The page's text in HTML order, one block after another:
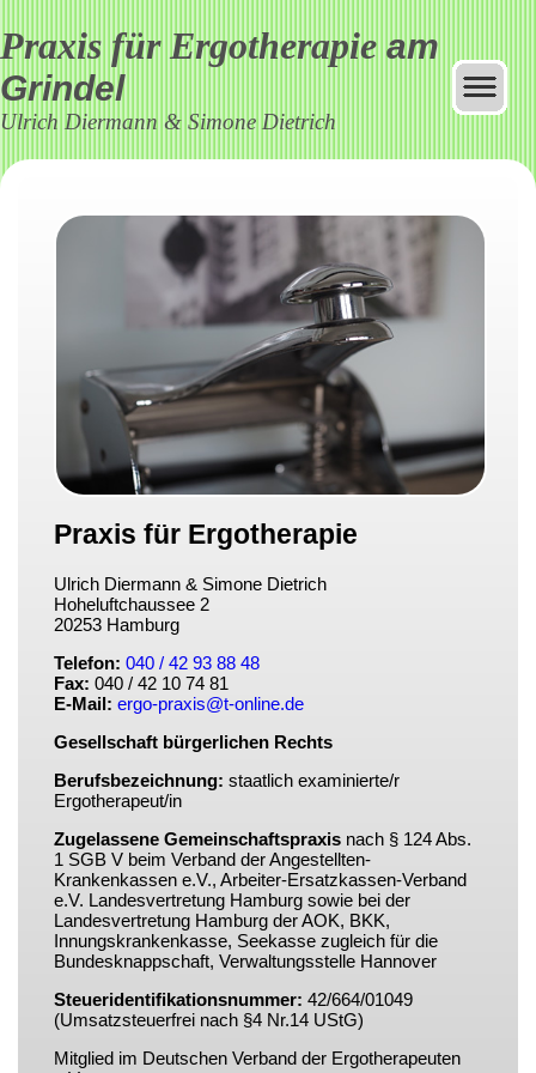
Praxis für Ergotherapie am
Grindel
Ulrich Diermann & Simone Dietrich
Praxis für Ergotherapie
Ulrich Diermann & Simone Dietrich
Hoheluftchaussee 2
20253 Hamburg
Telefon: 040 / 42 93 88 48
Fax: 040 / 42 10 74 81
E-Mail: ergo-praxis@t-online.de
Gesellschaft bürgerlichen Rechts
Berufsbezeichnung: staatlich examinierte/r
Ergotherapeut/in
Zugelassene Gemeinschaftspraxis nach § 124 Abs.
1 SGB V beim Verband der Angestellten-
Krankenkassen e.V., Arbeiter-Ersatzkassen-Verband
e.V. Landesvertretung Hamburg sowie bei der
Landesvertretung Hamburg der AOK, BKK,
Innungskrankenkasse, Seekasse zugleich für die
Bundesknappschaft, Verwaltungsstelle Hannover
Steueridentifikationsnummer: 42/664/01049
(Umsatzsteuerfrei nach §4 Nr.14 UStG)
Mitglied im Deutschen Verband der Ergotherapeuten